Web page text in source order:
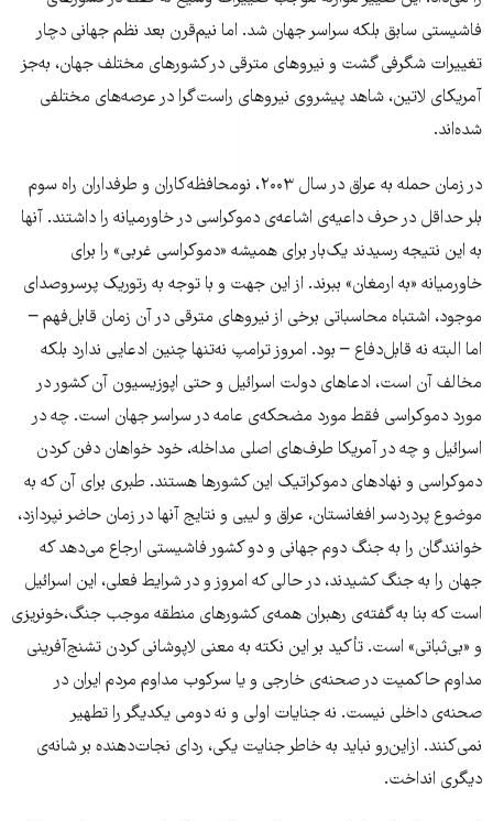
فاشیستی سابق بلکه سراسر جهان شد. اما نیم‌قرن بعد نظم جهانی دچار
تغییرات شگرفی گشت و نیروهای مترقی در کشورهای مختلف جهان، به‌جز
آمریکای لاتین، شاهد پیشروی نیروهای راست‌گرا در عرصه‌های مختلفی
شده‌اند.
در زمان حمله به عراق در سال ۲۰۰۳، نومحافظه‌کاران و طرفداران راه سوم
بلر حداقل در حرف داعیه‌ی اشاعه‌ی دموکراسی در خاورمیانه را داشتند. آنها
به این نتیجه رسیدند یک‌بار برای همیشه «دموکراسی غربی» را برای
خاورمیانه «به ارمغان» ببرند. از این جهت و با توجه به رتوریک پرسروصدای
موجود، اشتباه محاسباتی برخی از نیروهای مترقی در آن زمان قابل‌فهم –
اما البته نه قابل‌دفاع – بود. امروز ترامپ نه‌تنها چنین ادعایی ندارد بلکه
مخالف آن است، ادعاهای دولت اسرائیل و حتی اپوزیسیون آن کشور در
مورد دموکراسی فقط مورد مضحکه‌ی عامه در سراسر جهان است. چه در
اسرائیل و چه در آمریکا طرف‌های اصلی مداخله، خود خواهان دفن کردن
دموکراسی و نهادهای دموکراتیک این کشورها هستند. طبری برای آن که به
موضوع پردردسر افغانستان، عراق و لیبی و نتایج آنها در زمان حاضر نپردازد،
خوانندگان را به جنگ دوم جهانی و دو کشور فاشیستی ارجاع می‌دهد که
جهان را به جنگ کشیدند، در حالی که امروز و در شرایط فعلی، این اسرائیل
است که بنا به گفته‌ی رهبران همه‌ی کشورهای منطقه موجب جنگ،خونریزی
و «بی‌ثباتی» است. تأکید بر این نکته به معنی لاپوشانی کردن تشنج‌آفرینی
مداوم حاکمیت در صحنه‌ی خارجی و یا سرکوب مداوم مردم ایران در
صحنه‌ی داخلی نیست. نه جنایات اولی و نه دومی یکدیگر را تطهیر
نمی‌کنند. از‌این‌رو نباید به خاطر جنایت یکی، ردای نجات‌دهنده بر شانه‌ی
دیگری انداخت.